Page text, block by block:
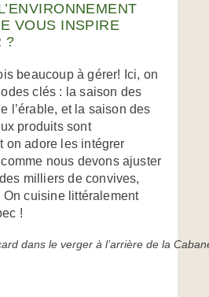
VOUS INSPIRE
?
beaucoup à gérer! Ici, on
clés : la saison des
l’érable, et la saison des
produits sont
on adore les intégrer
nous devons ajuster
milliers de convives,
On cuisine littéralement
!
dans le verger à l’arrière de la